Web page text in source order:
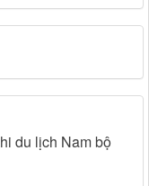
du lịch Nam bộ